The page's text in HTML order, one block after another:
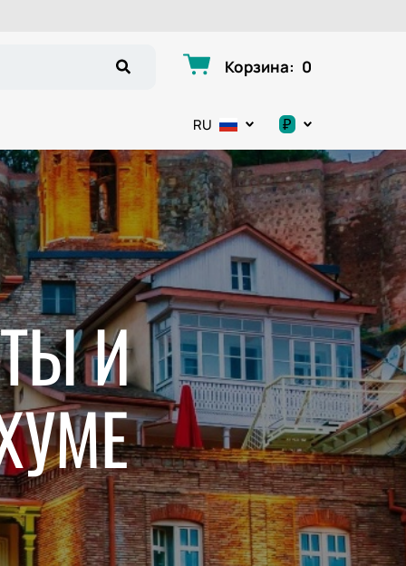
Корзина: 0
RU ₽
.د.ب
د.إ
$
ر.ق
ر.ع.
₽
ر.س
£
И